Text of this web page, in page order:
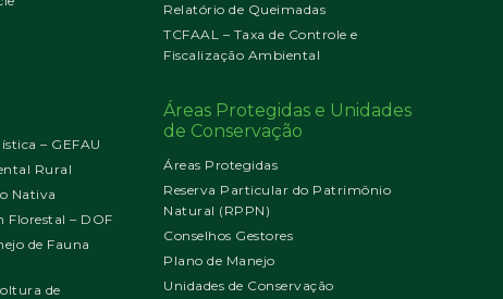
Relatório de Queimadas
TCFAAL – Taxa de Controle e
Fiscalização Ambiental
– GEFAU
Rural
Nativa
Florestal – DOF
de Fauna
de
Áreas Protegidas e Unidades
de Conservação
Áreas Protegidas
Reserva Particular do Patrimônio
Natural (RPPN)
Conselhos Gestores
Plano de Manejo
Unidades de Conservação